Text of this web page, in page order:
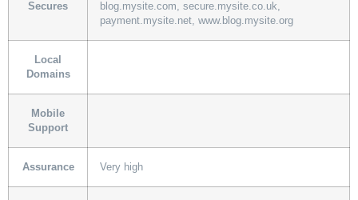
Secures
blog.mysite.com, secure.mysite.co.uk,
payment.mysite.net, www.blog.mysite.org
Local
Domains
Mobile
Support
Assurance Very high